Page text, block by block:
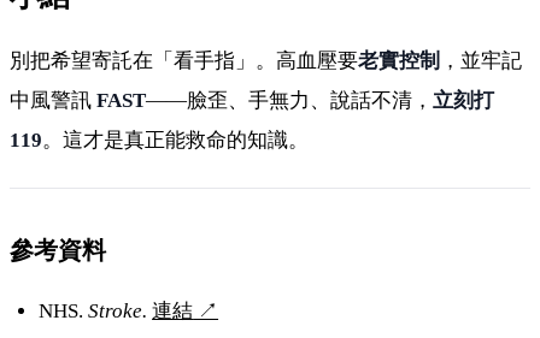
別把希望寄託在「看手指」。高血壓要老實控制 ，並牢記
中風警訊 FAST——臉歪、手無力、說話不清， 立刻打
119。這才是真正能救命的知識。
參考資料
NHS.Stroke. 連結 ↗